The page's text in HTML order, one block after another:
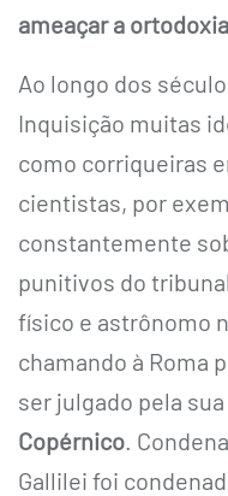
ameaçar a
Ao longo dos
Inquisição muitas
como corriqueiras
cientistas, por
constantemente
punitivos do
físico e astrônomo
chamando à Roma
ser julgado pela
Copérnico.
Gallilei foi